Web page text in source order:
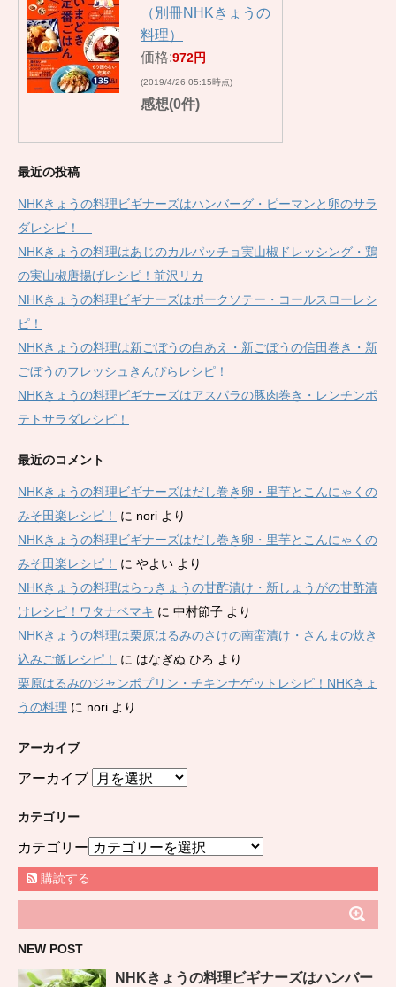
（別冊NHKきょうの
料理）
価格:972円
(2019/4/26 05:15時点)
感想(0件)
最近の投稿
NHKきょうの料理ビギナーズはハンバーグ・ピーマンと卵のサラ
ダレシピ！
NHKきょうの料理はあじのカルパッチョ実山椒ドレッシング・鶏
の実山椒唐揚げレシピ！前沢リカ
NHKきょうの料理ビギナーズはポークソテー・コールスローレシ
ピ！
NHKきょうの料理は新ごぼうの白あえ・新ごぼうの信田巻き・新
ごぼうのフレッシュきんぴらレシピ！
NHKきょうの料理ビギナーズはアスパラの豚肉巻き・レンチンポ
テトサラダレシピ！
最近のコメント
NHKきょうの料理ビギナーズはだし巻き卵・里芋とこんにゃくの
みそ田楽レシピ！
に nori より
NHKきょうの料理ビギナーズはだし巻き卵・里芋とこんにゃくの
みそ田楽レシピ！
に やよい より
NHKきょうの料理はらっきょうの甘酢漬け・新しょうがの甘酢漬
けレシピ！ワタナベマキ に 中村節子 より
NHKきょうの料理は栗原はるみのさけの南蛮漬け・さんまの炊き
込みご飯レシピ！
に はなぎぬ ひろ より
栗原はるみのジャンボプリン・チキンナゲットレシピ！NHKきょ
うの料理 に nori より
アーカイブ
アーカイブ
カテゴリー
カテゴリー
購読する
NEW POST
NHKきょうの料理ビギナーズはハンバー